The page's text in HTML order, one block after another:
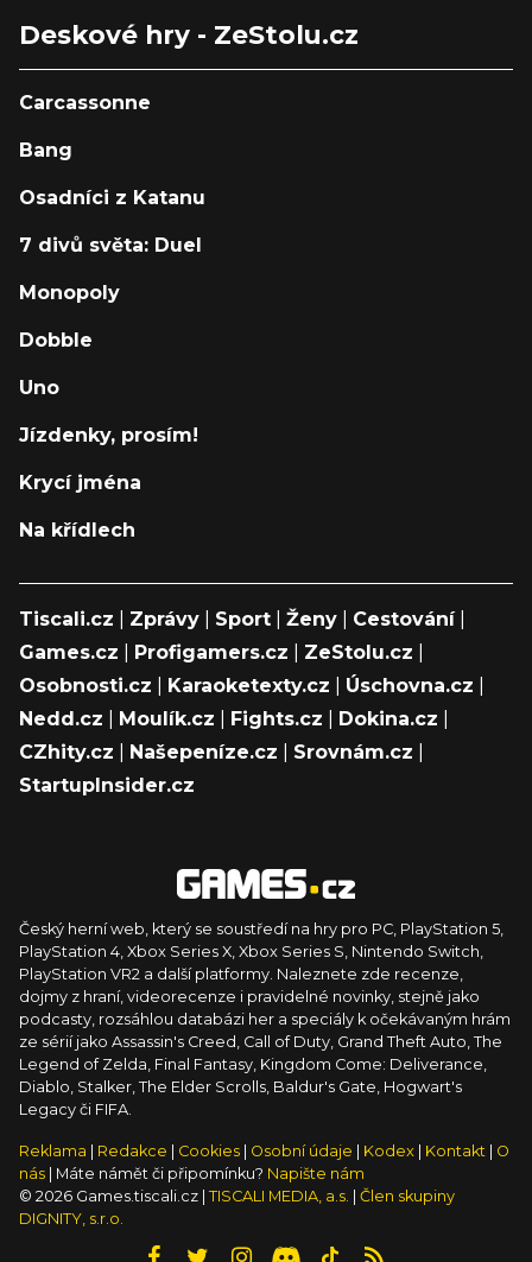
Deskové hry - ZeStolu.cz
Carcassonne
Bang
Osadníci z Katanu
7 divů světa: Duel
Monopoly
Dobble
Uno
Jízdenky, prosím!
Krycí jména
Na křídlech
Tiscali.cz Zprávy Sport Ženy Cestování|
Games.cz
Profigamers.cz ZeStolu.cz
Osobnosti.cz
Karaoketexty.cz Úschovna.cz
Nedd.cz
Moulík.cz Fights.cz Dokina.cz
CZhity.cz
Našepeníze.cz Srovnám.cz
StartupInsider.cz
Český herní web, který se soustředí na hry pro PC, PlayStation 5,
PlayStation 4, Xbox Series X, Xbox Series S, Nintendo Switch,
PlayStation VR2 a další platformy. Naleznete zde recenze,
dojmy z hraní, videorecenze i pravidelné novinky, stejně jako
podcasty, rozsáhlou databázi her a speciály k očekávaným hrám
ze sérií jako Assassin's Creed, Call of Duty, Grand Theft Auto, The
Legend of Zelda, Final Fantasy, Kingdom Come: Deliverance,
Diablo, Stalker, The Elder Scrolls, Baldur's Gate, Hogwart's
Legacy či FIFA.
Reklama Redakce Cookies Osobní údaje Kodex Kontakt
O
nás
| Máte námět či připomínku? Napište nám
© 2026 Games.tiscali.cz | TISCALI MEDIA, a.s.
Člen skupiny
DIGNITY, s.r.o.